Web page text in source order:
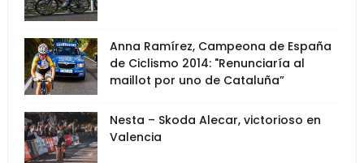
Anna Ramírez, Campeona de España
de Ciclismo 2014: "Renunciaría al
maillot por uno de Cataluña”
Nesta – Skoda Alecar, victorioso en
Valencia